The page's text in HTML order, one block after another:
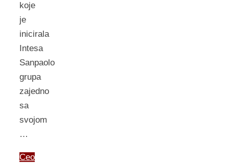
koje
je
inicirala
Intesa
Sanpaolo
grupa
zajedno
sa
svojom
…
Ceo